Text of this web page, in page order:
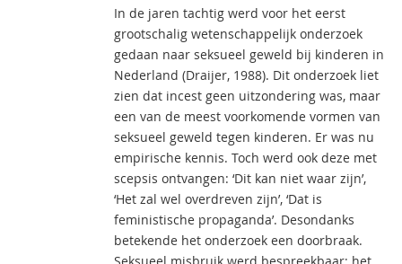
In de jaren tachtig werd voor het eerst
grootschalig wetenschappelijk onderzoek
gedaan naar seksueel geweld bij kinderen in
Nederland (Draijer, 1988). Dit onderzoek liet
zien dat incest geen uitzondering was, maar
een van de meest voorkomende vormen van
seksueel geweld tegen kinderen. Er was nu
empirische kennis. Toch werd ook deze met
scepsis ontvangen: ‘Dit kan niet waar zijn’,
‘Het zal wel overdreven zijn’, ‘Dat is
feministische propaganda’. Desondanks
betekende het onderzoek een doorbraak.